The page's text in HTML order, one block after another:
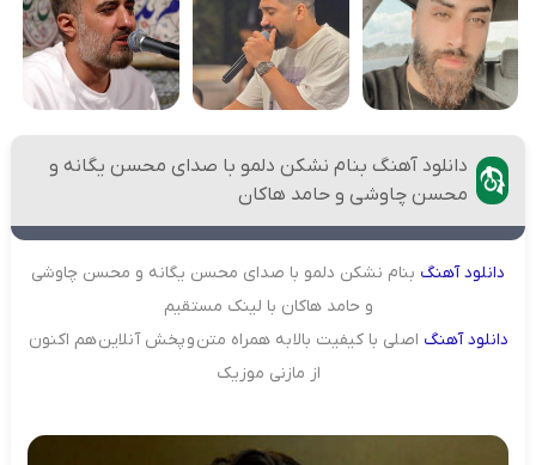
دانلود آهنگ بنام نشکن دلمو با صدای محسن یگانه و
محسن چاوشی و حامد هاکان
دانلودآهنگ بنام نشکن دلمو با صدای محسن یگانه و محسن چاوشی
و حامد هاکان با لینک مستقیم
دانلودآهنگ اصلی با کیفیت بالا به همراه متن و پخش آنلاین هم اکنون
از مازنی موزیک